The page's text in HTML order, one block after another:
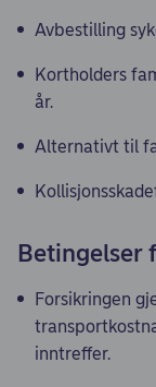
Avbestilling
Kortholders
år.
Alternativt til
Betingelser
Forsikringen
inntreffer.